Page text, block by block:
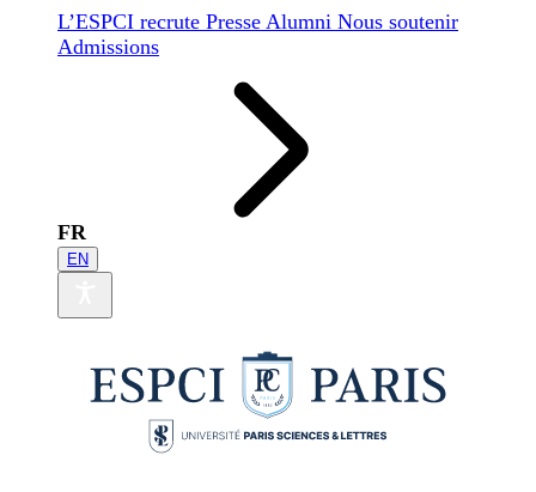
L’ESPCI recrute Presse Alumni Nous soutenir
Admissions
FR
EN